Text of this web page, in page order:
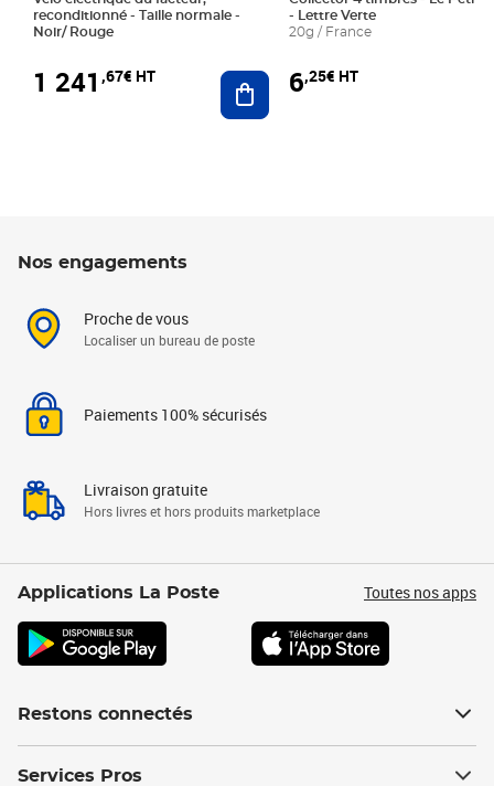
reconditionné - Taille normale -
Noir/ Rouge
1 241 ,67€ HT Ajouter au panier
- Lettre Verte
20g / France
6,25€ HT
Nos engagements
Proche de vous
Localiser un bureau de poste
Paiements 100% sécurisés
Livraison gratuite
Hors livres et hors produits marketplace
Applications La Poste Toutes nos apps
Restons connectés
Services Pros